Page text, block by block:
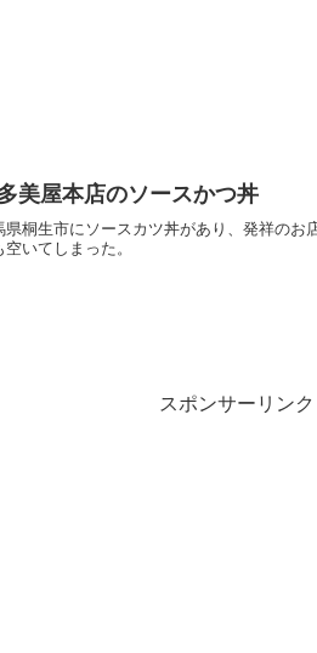
美屋本店のソースかつ丼
県桐生市にソースカツ丼があり、発祥のお
空いてしまった。
スポンサーリンク